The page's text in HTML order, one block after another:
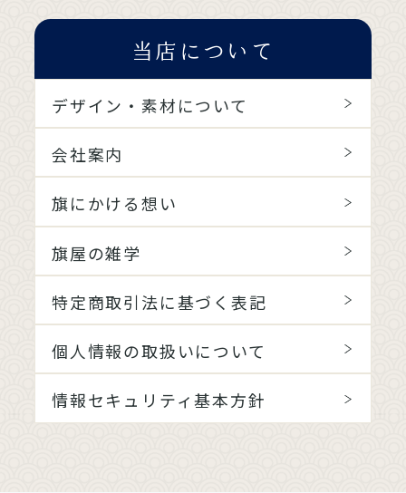
当店について
デザイン・素材について
会社案内
旗にかける想い
旗屋の雑学
特定商取引法に基づく表記
個人情報の取扱いについて
情報セキュリティ基本方針